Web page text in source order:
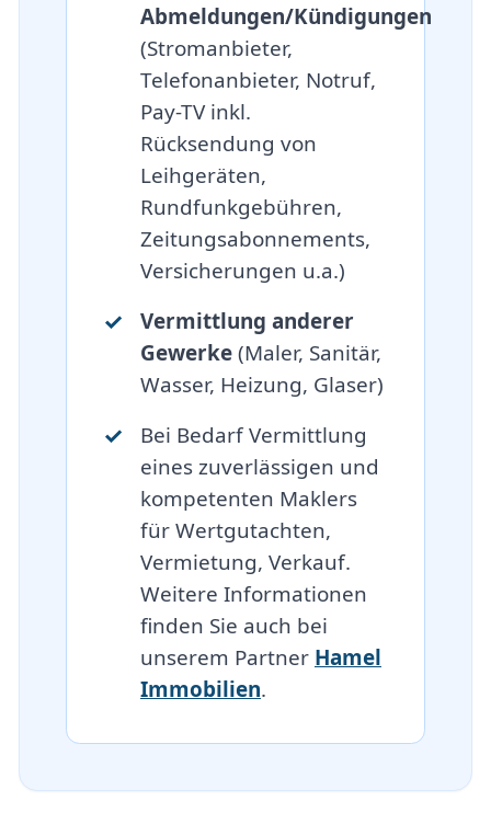
Abmeldungen/Kündigungen
(Stromanbieter,
Telefonanbieter, Notruf,
Pay-TV inkl.
Rücksendung von
Leihgeräten,
Rundfunkgebühren,
Zeitungsabonnements,
Versicherungen u.a.)
Vermittlung anderer
Gewerke(Maler, Sanitär,
Wasser, Heizung, Glaser)
Bei Bedarf Vermittlung
eines zuverlässigen und
kompetenten Maklers
für Wertgutachten,
Vermietung, Verkauf.
Weitere Informationen
finden Sie auch bei
unserem Partner Hamel
Immobilien.